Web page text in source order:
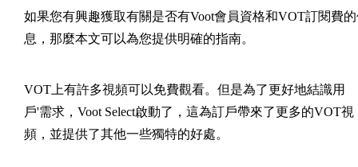
如果您有興趣獲取有關是否有Voot會員資格和VOT訂閱費
息，那麼本文可以為您提供明確的指南。
VOT上有許多視頻可以免費觀看。但是為了更好地結識用
戶'需求，Voot Select啟動了，這為訂戶帶來了更多的VOT視
頻，並提供了其他一些獨特的好處。